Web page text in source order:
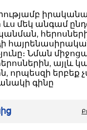
մեկ անգամ
Նման
այլև
երբեք
գինը